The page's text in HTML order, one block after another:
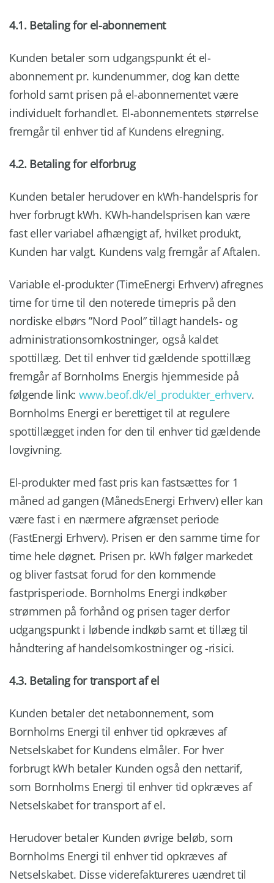
4.1. Betaling for el-abonnement
Kunden betaler som udgangspunkt ét el-
abonnement pr. kundenummer, dog kan dette
forhold samt prisen på el-abonnementet være
individuelt forhandlet. El-abonnementets størrelse
fremgår til enhver tid af Kundens elregning.
4.2. Betaling for elforbrug
Kunden betaler herudover en kWh-handelspris for
hver forbrugt kWh. KWh-handelsprisen kan være
fast eller variabel afhængigt af, hvilket produkt,
Kunden har valgt. Kundens valg fremgår af Aftalen.
Variable el-produkter (TimeEnergi Erhverv) afregnes
time for time til den noterede timepris på den
nordiske elbørs ”Nord Pool” tillagt handels- og
administrationsomkostninger, også kaldet
spottillæg. Det til enhver tid gældende spottillæg
fremgår af Bornholms Energis hjemmeside på
følgende link: www.beof.dk/el_produkter_erhverv.
Bornholms Energi er berettiget til at regulere
spottillægget inden for den til enhver tid gældende
lovgivning.
El-produkter med fast pris kan fastsættes for 1
måned ad gangen (MånedsEnergi Erhverv) eller kan
være fast i en nærmere afgrænset periode
(FastEnergi Erhverv). Prisen er den samme time for
time hele døgnet. Prisen pr. kWh følger markedet
og bliver fastsat forud for den kommende
fastprisperiode. Bornholms Energi indkøber
strømmen på forhånd og prisen tager derfor
udgangspunkt i løbende indkøb samt et tillæg til
håndtering af handelsomkostninger og -risici.
4.3. Betaling for transport af el
Kunden betaler det netabonnement, som
Bornholms Energi til enhver tid opkræves af
Netselskabet for Kundens elmåler. For hver
forbrugt kWh betaler Kunden også den nettarif,
som Bornholms Energi til enhver tid opkræves af
Netselskabet for transport af el.
Herudover betaler Kunden øvrige beløb, som
Bornholms Energi til enhver tid opkræves af
Netselskabet. Disse viderefaktureres uændret til